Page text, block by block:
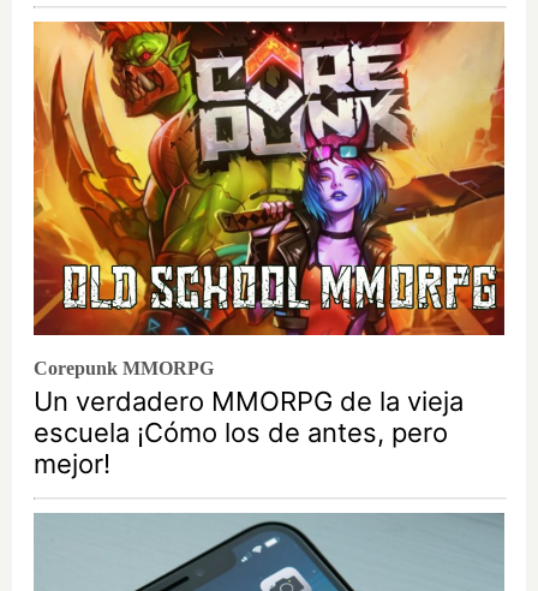
Corepunk MMORPG
Un verdadero MMORPG de la vieja
escuela ¡Cómo los de antes, pero
mejor!